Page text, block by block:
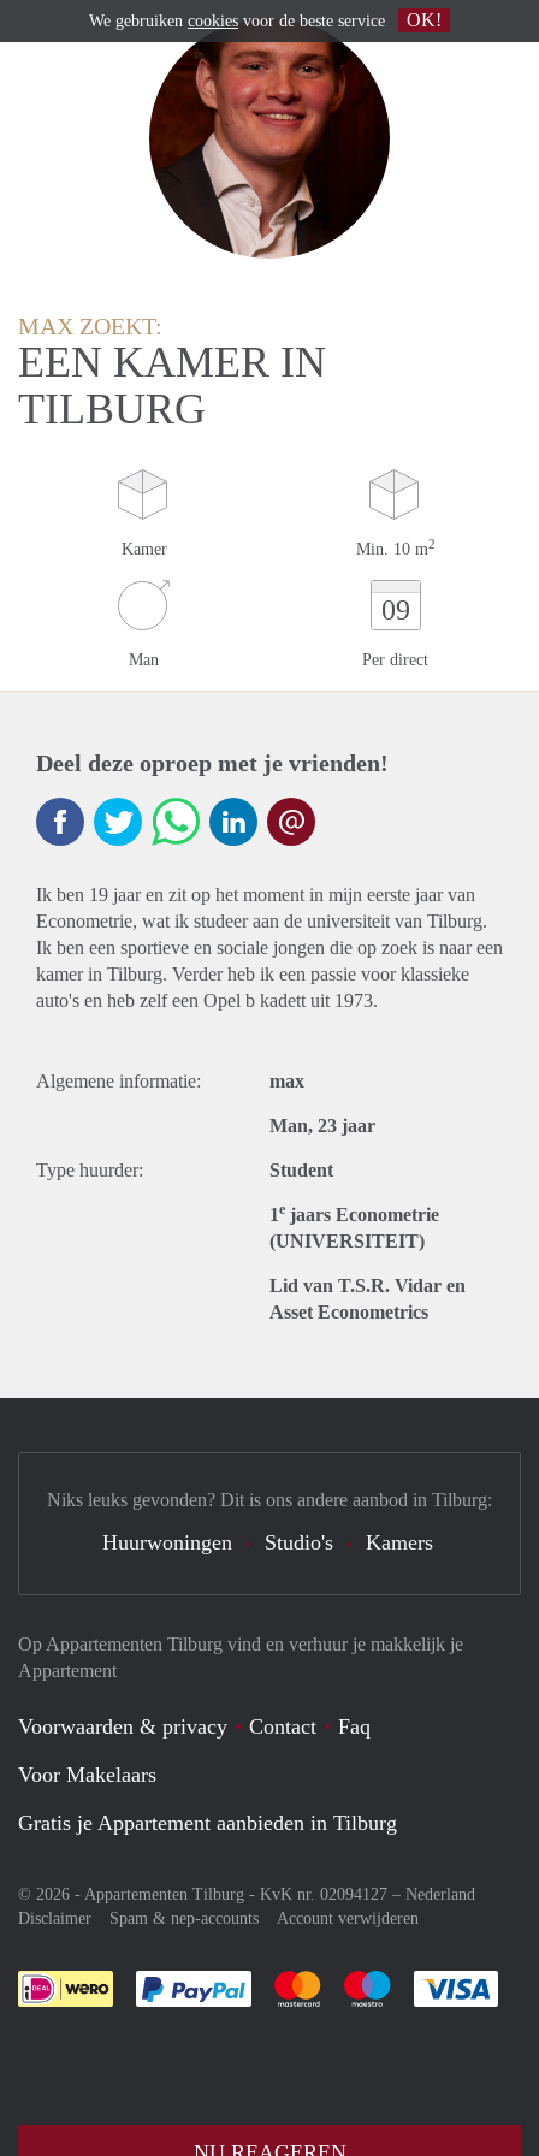
MAX ZOEKT:
EEN KAMER IN
TILBURG
Kamer Min. 10 m2
Man
09
Per direct
Deel deze oproep met je vrienden!
Ik ben 19 jaar en zit op het moment in mijn eerste jaar van
Econometrie, wat ik studeer aan de universiteit van Tilburg.
Ik ben een sportieve en sociale jongen die op zoek is naar een
kamer in Tilburg. Verder heb ik een passie voor klassieke
auto's en heb zelf een Opel b kadett uit 1973.
Algemene informatie: max
Man, 23 jaar
Type huurder: Student
1e jaars Econometrie
(UNIVERSITEIT)
Lid van T.S.R. Vidar en
Asset Econometrics
Op Appartementen Tilburg vind en verhuur je makkelijk je
Appartement
Voorwaarden & privacy Contact
Faq
Voor Makelaars
Gratis je Appartement aanbieden in Tilburg
© 2026 - Appartementen Tilburg - KvK nr. 02094127 – Nederland
Disclaimer
Spam & nep-accounts Account verwijderen
Je rekent gemakkelijk af met Paypal
Je rekent gemakkelijk af met
Je rekent
Niks leuks gevonden? Dit is ons andere aanbod in Tilburg:
Huurwoningen Studio's Kamers
We gebruiken cookies voor de beste service OK!